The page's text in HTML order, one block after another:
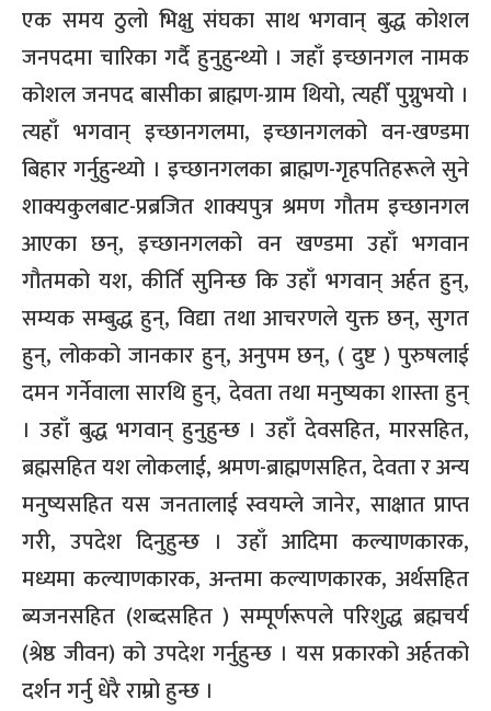
एक समय ठुलो भिक्षु संघका साथ भगवान् बुद्ध कोशल
जनपदमा चारिका गर्दै हुनुहुन्थ्यो । जहाँ इच्छानगल नामक
कोशल जनपद बासीका ब्राह्मण-ग्राम थियो, त्यहीँ पुग्नुभयो ।
त्यहाँ भगवान् इच्छानगलमा, इच्छानगलको वन-खण्डमा
बिहार गर्नुहुन्थ्यो । इच्छानगलका ब्राह्मण-गृहपतिहरूले सुने
शाक्यकुलबाट-प्रब्रजित शाक्यपुत्र श्रमण गौतम इच्छानगल
आएका छन्, इच्छानगलको वन खण्डमा उहाँ भगवान
गौतमको यश, कीर्ति सुनिन्छ कि उहाँ भगवान् अर्हत हुन्,
सम्यक सम्बुद्ध हुन्, विद्या तथा आचरणले युक्त छन्, सुगत
हुन्, लोकको जानकार हुन्, अनुपम छन्, ( दुष्ट ) पुरुषलाई
दमन गर्नेवाला सारथि हुन्, देवता तथा मनुष्यका शास्ता हुन्
। उहाँ बुद्ध भगवान् हुनुहुन्छ । उहाँ देवसहित, मारसहित,
ब्रह्मसहित यश लोकलाई, श्रमण-ब्राह्मणसहित, देवता र अन्य
मनुष्यसहित यस जनतालाई स्वयम्ले जानेर, साक्षात प्राप्त
गरी, उपदेश दिनुहुन्छ । उहाँ आदिमा कल्याणकारक,
मध्यमा कल्याणकारक, अन्तमा कल्याणकारक, अर्थसहित
ब्यजनसहित (शब्दसहित ) सम्पूर्णरूपले परिशुद्ध ब्रह्मचर्य
(श्रेष्ठ जीवन) को उपदेश गर्नुहुन्छ । यस प्रकारको अर्हतको
दर्शन गर्नु धेरै राम्रो हुन्छ ।